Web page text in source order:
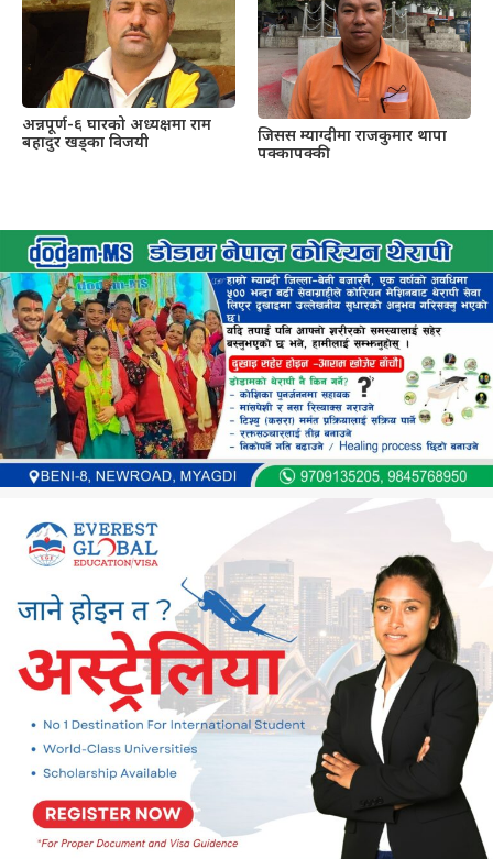
अन्नपूर्ण-६ घारको अध्यक्षमा राम
बहादुर खड्का विजयी
जिसस म्याग्दीमा राजकुमार थापा
पक्कापक्की